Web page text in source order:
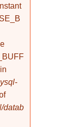
datab